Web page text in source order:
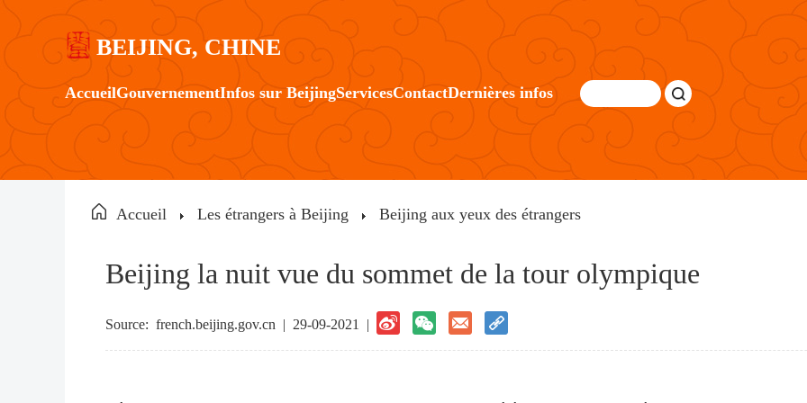
BEIJING, CHINE
AccueilGouvernementInfos sur BeijingServicesContactDernières infos
Accueil Les étrangers à Beijing Beijing aux yeux des étrangers
Beijing la nuit vue du sommet de la tour olympique
Source: french.beijing.gov.cn | 29-09-2021 |